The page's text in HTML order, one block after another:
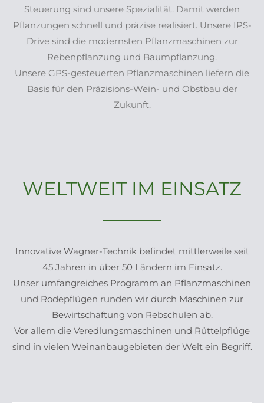
Steuerung sind unsere Spezialität. Damit werden
Pflanzungen schnell und präzise realisiert. Unsere IPS-
Drive sind die modernsten Pflanzmaschinen zur
Rebenpflanzung und Baumpflanzung.
Unsere GPS-gesteuerten Pflanzmaschinen liefern die
Basis für den Präzisions-Wein- und Obstbau der
Zukunft.
WELTWEIT IM EINSATZ
Innovative Wagner-Technik befindet mittlerweile seit
45 Jahren in über 50 Ländern im Einsatz.
Unser umfangreiches Programm an Pflanzmaschinen
und Rodepflügen runden wir durch Maschinen zur
Bewirtschaftung von Rebschulen ab.
Vor allem die Veredlungsmaschinen und Rüttelpflüge
sind in vielen Weinanbaugebieten der Welt ein Begriff.